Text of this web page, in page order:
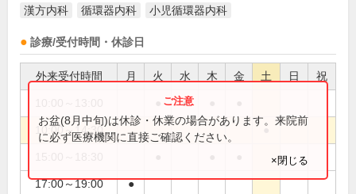
漢方内科 循環器内科 小児循環器内科
診療/受付時間・休診日
外来受付時間 月 火 水 木 金 土 日 祝
●
10:00～14:30 ●
17:00～19:00 ●
お盆(8月中旬)は休診・休業の場合があります。来院前
に必ず医療機関に直接ご確認ください。
×閉じる